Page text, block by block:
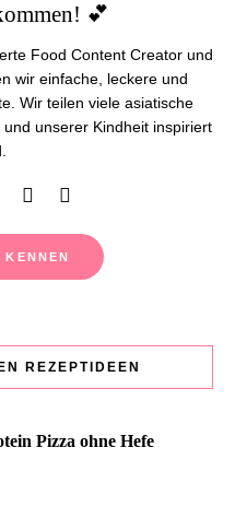
💕
Food Content Creator und
wir einfache, leckere und
Wir teilen viele asiatische
unserer Kindheit inspiriert
REZEPTIDEEN
Pizza ohne Hefe